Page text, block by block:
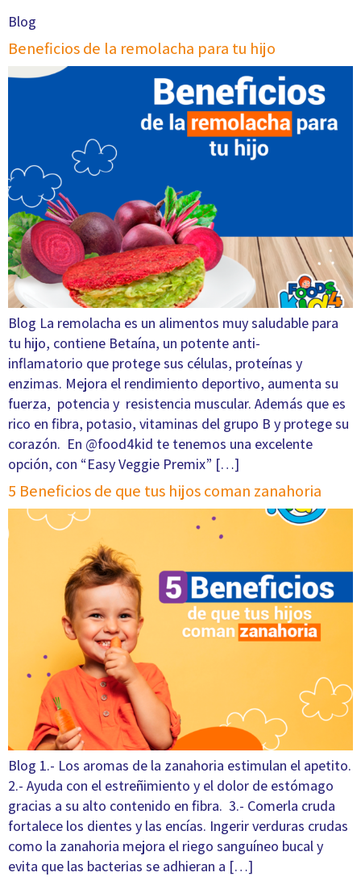
Blog
Beneficios de la remolacha para tu hijo
Blog La remolacha es un alimentos muy saludable para
tu hijo, contiene Betaína, un potente anti-
inflamatorio que protege sus células, proteínas y
enzimas. Mejora el rendimiento deportivo, aumenta su
fuerza, potencia y resistencia muscular. Además que es
rico en fibra, potasio, vitaminas del grupo B y protege su
corazón. En @food4kid te tenemos una excelente
opción, con “Easy Veggie Premix” […]
5 Beneficios de que tus hijos coman zanahoria
Blog 1.- Los aromas de la zanahoria estimulan el apetito.
2.- Ayuda con el estreñimiento y el dolor de estómago
gracias a su alto contenido en fibra. 3.- Comerla cruda
fortalece los dientes y las encías. Ingerir verduras crudas
como la zanahoria mejora el riego sanguíneo bucal y
evita que las bacterias se adhieran a […]